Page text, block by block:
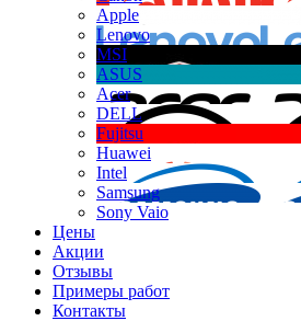
Apple
Lenovo
MSI
ASUS
Acer
DELL
Fujitsu
Huawei
Intel
Samsung
Sony Vaio
Цены
Акции
Отзывы
Примеры работ
Контакты